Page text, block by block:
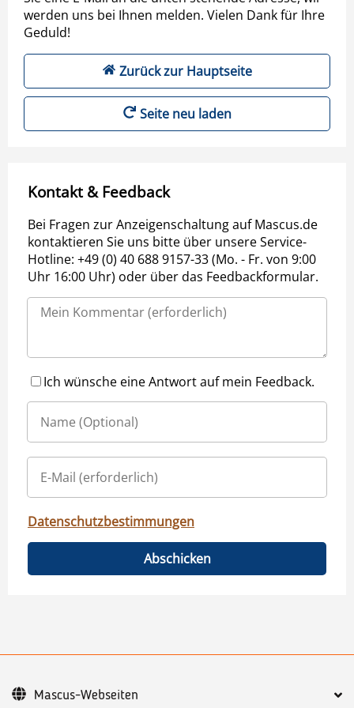
werden uns bei Ihnen melden. Vielen Dank für Ihre
Geduld!
Zurück zur Hauptseite
Seite neu laden
Kontakt & Feedback
Bei Fragen zur Anzeigenschaltung auf Mascus.de
kontaktieren Sie uns bitte über unsere Service-
Hotline: +49 (0) 40 688 9157-33 (Mo. - Fr. von 9:00
Uhr 16:00 Uhr) oder über das Feedbackformular.
Ich wünsche eine Antwort auf mein Feedback.
Datenschutzbestimmungen
Abschicken
Mascus-Webseiten